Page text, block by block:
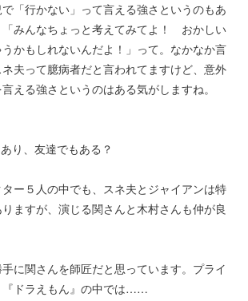
「行かない」って言える強さというのもあ
「みんなちょっと考えてみてよ！ おかしい
かもしれないんだよ！」って。なかなか言
夫って臆病者だと言われてますけど、意外
える強さというのはある気がしますね。
り、友達でもある？
ー５人の中でも、スネ夫とジャイアンは特
ますが、演じる関さんと木村さんも仲が良
に関さんを師匠だと思っています。プライ
ドラえもん』の中では……